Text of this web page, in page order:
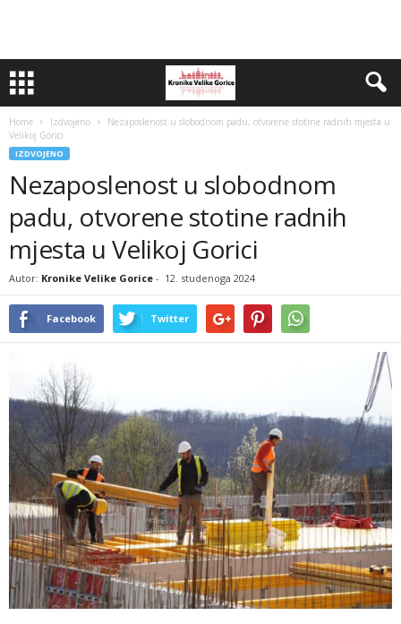
Home Izdvojeno
Nezaposlenost u slobodnom padu, otvorene stotine radnih mjesta u
Velikoj Gorici
IZDVOJENO
Nezaposlenost u slobodnom
padu, otvorene stotine radnih
mjesta u Velikoj Gorici
Autor: Kronike Velike Gorice - 12. studenoga 2024
Facebook Twitter